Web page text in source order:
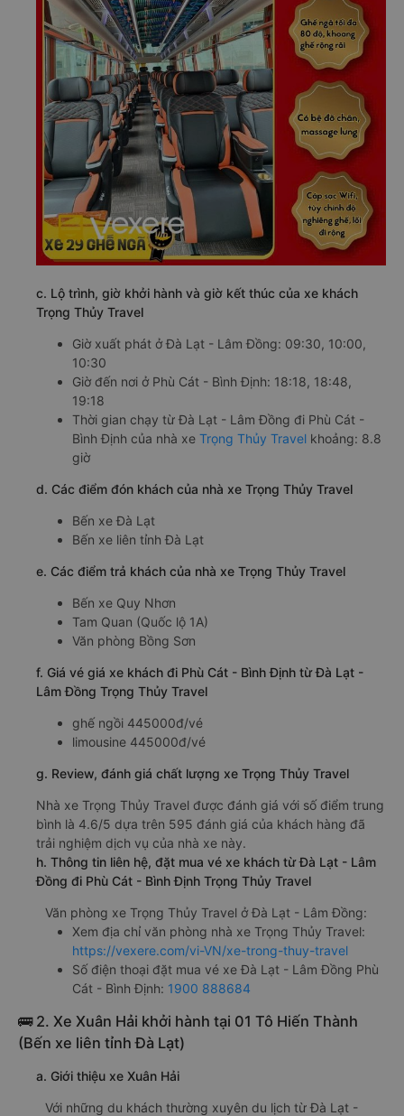
c. Lộ trình, giờ khởi hành và giờ kết thúc của xe khách
Trọng Thủy Travel
Giờ xuất phát ở Đà Lạt - Lâm Đồng: 09:30, 10:00,
10:30
Giờ đến nơi ở Phù Cát - Bình Định: 18:18, 18:48,
19:18
Thời gian chạy từ Đà Lạt - Lâm Đồng đi Phù Cát -
Bình Định của nhà xe Trọng Thủy Travel khoảng: 8.8
giờ
d. Các điểm đón khách của nhà xe Trọng Thủy Travel
Bến xe Đà Lạt
Bến xe liên tỉnh Đà Lạt
e. Các điểm trả khách của nhà xe Trọng Thủy Travel
Bến xe Quy Nhơn
Tam Quan (Quốc lộ 1A)
Văn phòng Bồng Sơn
f. Giá vé giá xe khách đi Phù Cát - Bình Định từ Đà Lạt -
Lâm Đồng Trọng Thủy Travel
ghế ngồi 445000đ/vé
limousine 445000đ/vé
g. Review, đánh giá chất lượng xe Trọng Thủy Travel
Nhà xe Trọng Thủy Travel được đánh giá với số điểm trung
bình là 4.6/5 dựa trên 595 đánh giá của khách hàng đã
trải nghiệm dịch vụ của nhà xe này.
h. Thông tin liên hệ, đặt mua vé xe khách từ Đà Lạt - Lâm
Đồng đi Phù Cát - Bình Định Trọng Thủy Travel
Văn phòng xe Trọng Thủy Travel ở Đà Lạt - Lâm Đồng:
Xem địa chỉ văn phòng nhà xe Trọng Thủy Travel:
https://vexere.com/vi-VN/xe-trong-thuy-travel
Số điện thoại đặt mua vé xe Đà Lạt - Lâm Đồng Phù
Cát - Bình Định: 1900 888684
🚌 2. Xe Xuân Hải khởi hành tại 01 Tô Hiến Thành
(Bến xe liên tỉnh Đà Lạt)
a. Giới thiệu xe Xuân Hải
Với những du khách thường xuyên du lịch từ Đà Lạt -